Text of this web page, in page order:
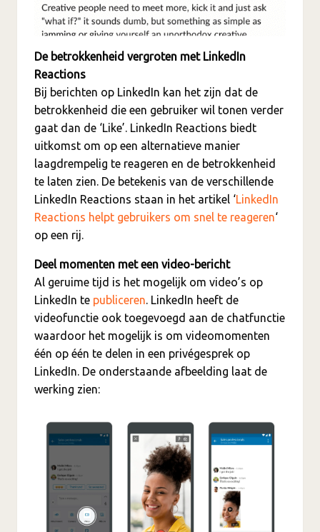
De betrokkenheid vergroten met LinkedIn
Reactions
Bij berichten op LinkedIn kan het zijn dat de
betrokkenheid die een gebruiker wil tonen verder
gaat dan de ‘Like’. LinkedIn Reactions biedt
uitkomst om op een alternatieve manier
laagdrempelig te reageren en de betrokkenheid
te laten zien. De betekenis van de verschillende
LinkedIn Reactions staan in het artikel ‘LinkedIn
Reactions helpt gebruikers om snel te reageren‘
op een rij.
Deel momenten met een video-bericht
Al geruime tijd is het mogelijk om video’s op
LinkedIn te publiceren. LinkedIn heeft de
videofunctie ook toegevoegd aan de chatfunctie
waardoor het mogelijk is om videomomenten
één op één te delen in een privégesprek op
LinkedIn. De onderstaande afbeelding laat de
werking zien: